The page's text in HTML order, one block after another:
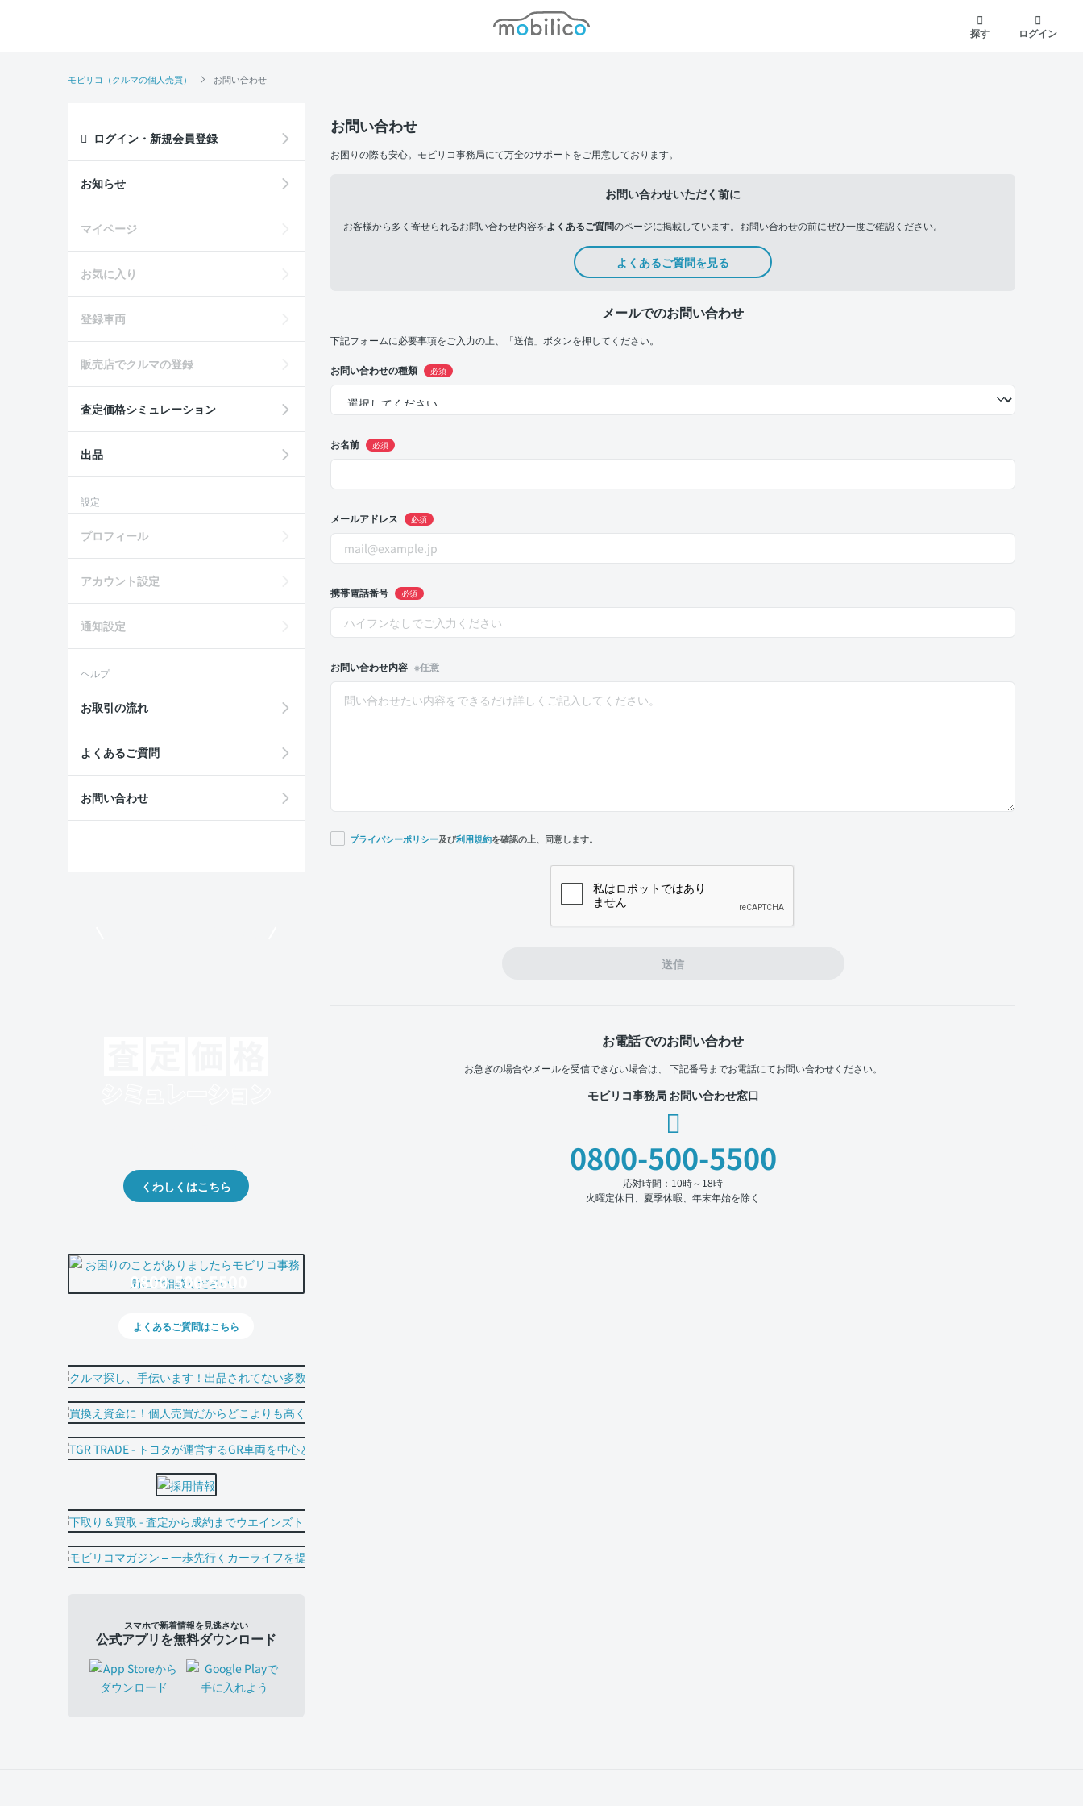
モビリコ
探す
ログイン
モビリコ（クルマの個人売買） お問い合わせ
お問い合わせ
お困りの際も安心。モビリコ事務局にて万全のサポートをご用意しております。
お問い合わせいただく前に
お客様から多く寄せられるお問い合わせ内容をよくあるご質問のページに掲載しています。お問い合わせの前にぜひ一度ご確認ください。
よくあるご質問を見る
メールでのお問い合わせ
下記フォームに必要事項をご入力の上、「送信」ボタンを押してください。
お問い合わせの種類 必須
お名前 必須
メールアドレス 必須
携帯電話番号 必須
お問い合わせ内容 ※任意
プライバシーポリシー及び利用規約を確認の上、同意します。
送信
お電話でのお問い合わせ
お急ぎの場合やメールを受信できない場合は、 下記番号までお電話にてお問い合わせください。
モビリコ事務局 お問い合わせ窓口
0800-500-5500
応対時間：10時～18時
火曜定休日、夏季休暇、年末年始を除く
ログイン・新規会員登録
お知らせ
マイページ
お気に入り
登録車両
販売店でクルマの登録
査定価格シミュレーション
出品
設定
プロフィール
アカウント設定
通知設定
ヘルプ
お取引の流れ
よくあるご質問
お問い合わせ
くわしくはこちら
0800-500-5500
よくあるご質問はこちら
スマホで新着情報を見逃さない
公式アプリを無料ダウンロード